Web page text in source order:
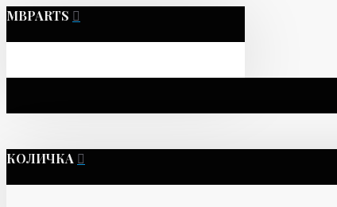
MBPARTS
КОЛИЧКА